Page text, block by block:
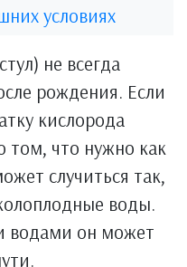
условиях
не всегда
рождения. Если
кислорода
том, что нужно как
случиться так,
воды.
водами он может